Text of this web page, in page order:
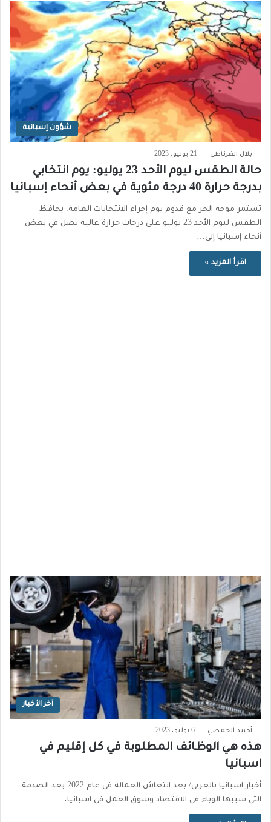
شؤون إسبانية
بلال الغرناطي 21 يوليو، 2023
حالة الطقس ليوم الأحد 23 يوليو: يوم انتخابي
بدرجة حرارة 40 درجة مئوية في بعض أنحاء إسبانيا
تستمر موجة الحر مع قدوم يوم إجراء الانتخابات العامة. يحافظ
الطقس ليوم الأحد 23 يوليو على درجات حرارة عالية تصل في بعض
أنحاء إسبانيا إلى…
اقرأ المزيد »
آخر الأخبار
أحمد الحمصي 6 يوليو، 2023
هذه هي الوظائف المطلوبة في كل إقليم في
اسبانيا
أخبار اسبانيا بالعربي/ بعد انتعاش العمالة في عام 2022 بعد الصدمة
التي سببها الوباء في الاقتصاد وسوق العمل في اسبانيا،…